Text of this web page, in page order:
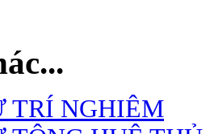
TRÍ NGHIÊM